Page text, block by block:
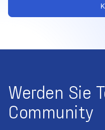
Werden Sie
Community